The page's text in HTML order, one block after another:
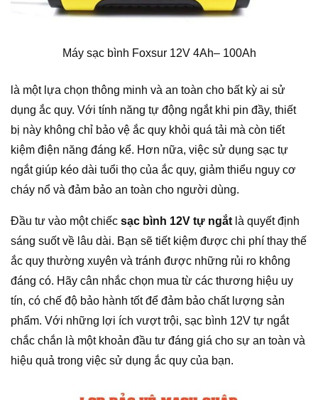
Máy sạc bình Foxsur 12V 4Ah– 100Ah
là một lựa chọn thông minh và an toàn cho bất kỳ ai sử
dụng ắc quy. Với tính năng tự động ngắt khi pin đầy, thiết
bị này không chỉ bảo vệ ắc quy khỏi quá tải mà còn tiết
kiệm điện năng đáng kể. Hơn nữa, việc sử dụng sạc tự
ngắt giúp kéo dài tuổi thọ của ắc quy, giảm thiểu nguy cơ
cháy nổ và đảm bảo an toàn cho người dùng.
Đầu tư vào một chiếc sạc bình 12V tự ngắtlà quyết định
sáng suốt về lâu dài. Bạn sẽ tiết kiệm được chi phí thay thế
ắc quy thường xuyên và tránh được những rủi ro không
đáng có. Hãy cân nhắc chọn mua từ các thương hiệu uy
tín, có chế độ bảo hành tốt để đảm bảo chất lượng sản
phẩm. Với những lợi ích vượt trội, sạc bình 12V tự ngắt
chắc chắn là một khoản đầu tư đáng giá cho sự an toàn và
hiệu quả trong việc sử dụng ắc quy của bạn.